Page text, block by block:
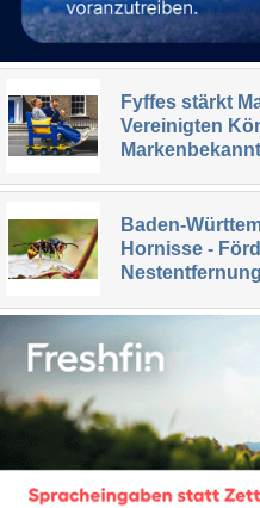
Fyffes stärkt
Vereinigten
Baden-
Hornisse -